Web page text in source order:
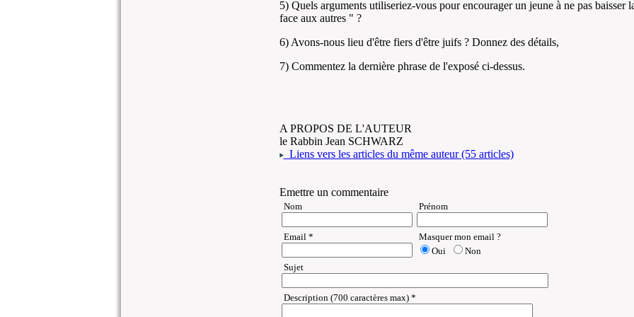
5) Quels arguments utiliseriez-vous pour encourager un jeune à ne pas baisser
face aux autres " ?
6) Avons-nous lieu d'être fiers d'être juifs ? Donnez des détails,
7) Commentez la dernière phrase de l'exposé ci-dessus.
A PROPOS DE L'AUTEUR
le Rabbin Jean SCHWARZ
Liens vers les articles du même auteur (55 articles)
Emettre un commentaire
Nom Prénom
Email *
Masquer mon email ?
Oui
Non
Sujet
Description (700 caractères max) *